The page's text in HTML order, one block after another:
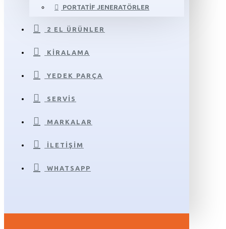
PORTATIF JENERATÖRLER
2 EL ÜRÜNLER
KIRALAMA
YEDEK PARÇA
SERVIS
MARKALAR
İLETIŞIM
WHATSAPP